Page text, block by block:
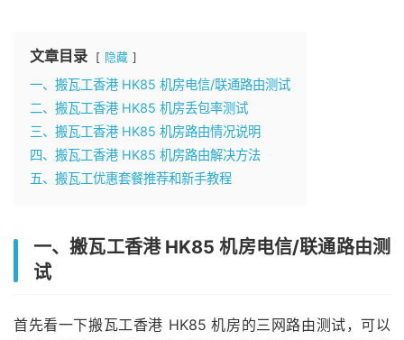
文章目录 隐藏
一、搬瓦工香港 HK85 机房电信/联通路由测试
二、搬瓦工香港 HK85 机房丢包率测试
三、搬瓦工香港 HK85 机房路由情况说明
四、搬瓦工香港 HK85 机房路由解决方法
五、搬瓦工优惠套餐推荐和新手教程
一、搬瓦工香港 HK85 机房电信/联通路由测
试
首先看一下搬瓦工香港 HK85 机房的三网路由测试，可以